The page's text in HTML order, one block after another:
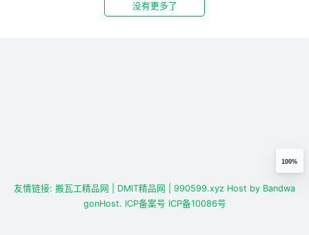
没有更多了
100%
友情链接: 搬瓦工精品网 | DMIT精品网 | 990599.xyz Host by Bandwa
gonHost. ICP备案号 ICP备10086号